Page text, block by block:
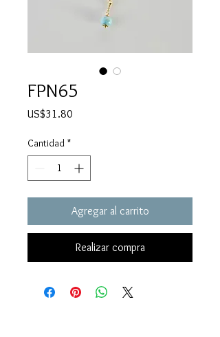
FPN65
US$31.80
Cantidad *
Agregar al carrito
Realizar compra